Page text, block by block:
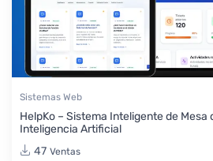
Sistemas Web
HelpKo – Sistema Inteligente de Mesa
Inteligencia Artificial
47 Ventas